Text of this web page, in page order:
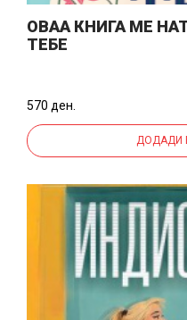
ОВАА КНИГА МЕ
ТЕБЕ
570 ден.
ДОДАДИ